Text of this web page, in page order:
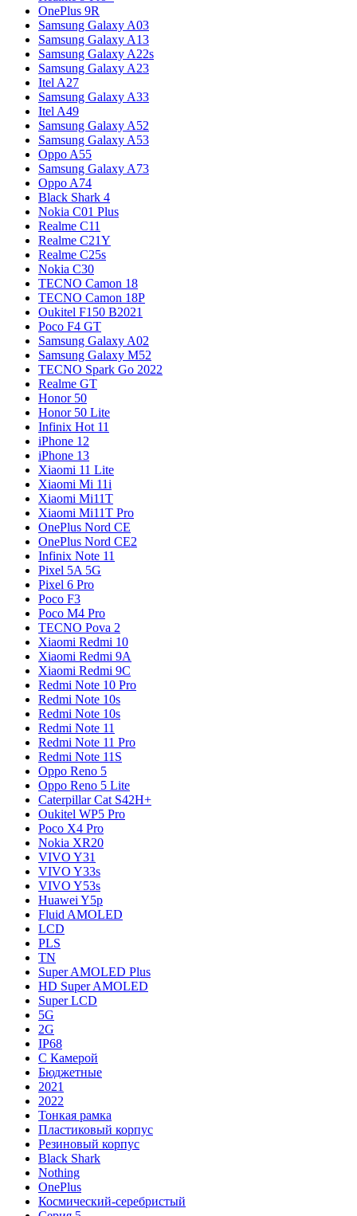
OnePlus 9R
Samsung Galaxy A03
Samsung Galaxy A13
Samsung Galaxy A22s
Samsung Galaxy A23
Itel A27
Samsung Galaxy A33
Itel A49
Samsung Galaxy A52
Samsung Galaxy A53
Oppo A55
Samsung Galaxy A73
Oppo A74
Black Shark 4
Nokia C01 Plus
Realme C11
Realme C21Y
Realme C25s
Nokia C30
TECNO Camon 18
TECNO Camon 18P
Oukitel F150 B2021
Poco F4 GT
Samsung Galaxy A02
Samsung Galaxy M52
TECNO Spark Go 2022
Realme GT
Honor 50
Honor 50 Lite
Infinix Hot 11
iPhone 12
iPhone 13
Xiaomi 11 Lite
Xiaomi Mi 11i
Xiaomi Mi11T
Xiaomi Mi11T Pro
OnePlus Nord CE
OnePlus Nord CE2
Infinix Note 11
Pixel 5A 5G
Pixel 6 Pro
Poco F3
Poco M4 Pro
TECNO Pova 2
Xiaomi Redmi 10
Xiaomi Redmi 9A
Xiaomi Redmi 9C
Redmi Note 10 Pro
Redmi Note 10s
Redmi Note 10s
Redmi Note 11
Redmi Note 11 Pro
Redmi Note 11S
Oppo Reno 5
Oppo Reno 5 Lite
Caterpillar Cat S42H+
Oukitel WP5 Pro
Poco X4 Pro
Nokia XR20
VIVO Y31
VIVO Y33s
VIVO Y53s
Huawei Y5p
Fluid AMOLED
LCD
PLS
TN
Super AMOLED Plus
HD Super AMOLED
Super LCD
5G
2G
IP68
С Камерой
Бюджетные
2021
2022
Тонкая рамка
Пластиковый корпус
Резиновый корпус
Black Shark
Nothing
OnePlus
Космический-серебристый